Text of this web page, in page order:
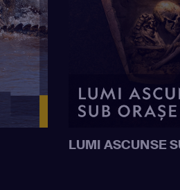
LUMI ASCUNSE